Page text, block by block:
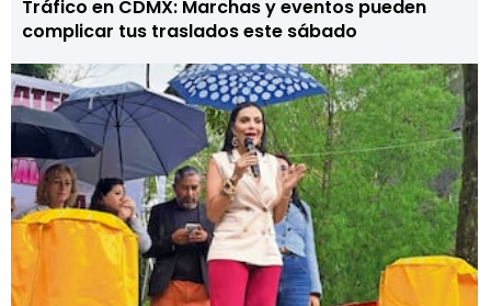
Tráfico en CDMX: Marchas y eventos pueden
complicar tus traslados este sábado